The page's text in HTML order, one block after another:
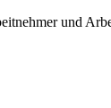
und